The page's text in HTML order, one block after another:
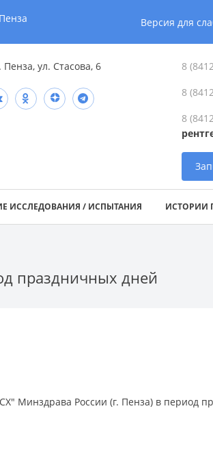
Версия для
Пенза, ул. Стасова, 6 8
8
8
ИССЛЕДОВАНИЯ / ИСПЫТАНИЯ ИСТОРИИ
праздничных дней
Минздрава России (г. Пенза) в период